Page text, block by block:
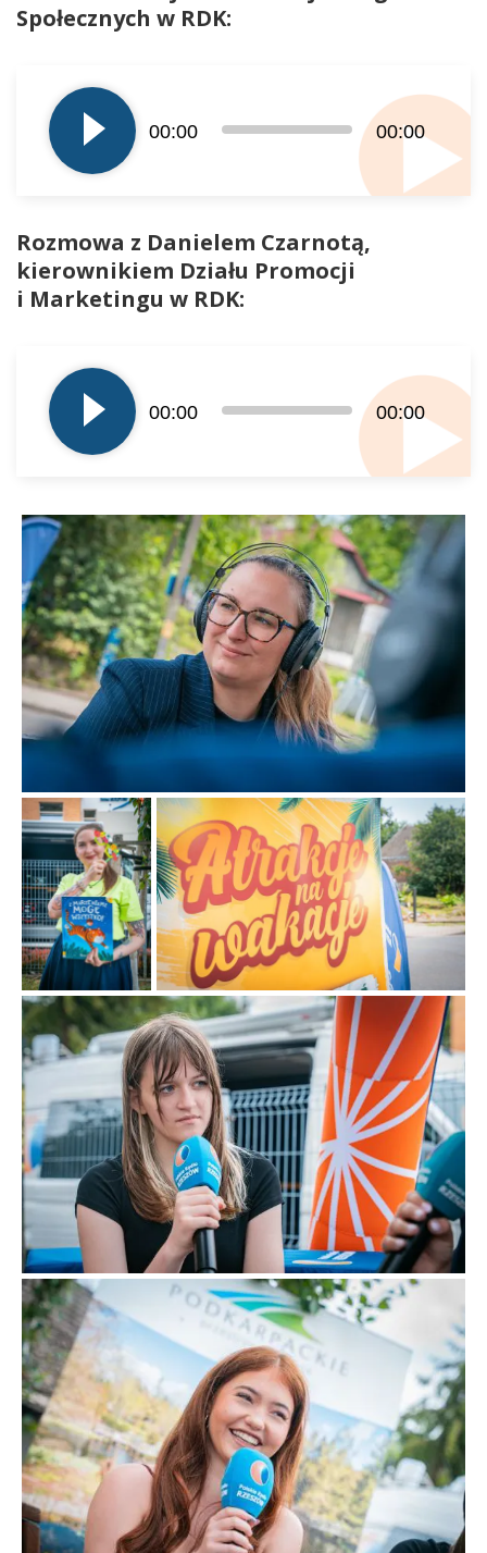
Społecznych w RDK:
plików
dźwiękowych
00:00 00:00
Rozmowa z Danielem Czarnotą,
kierownikiem Działu Promocji
i Marketingu w RDK:
plików
dźwiękowych
00:00 00:00